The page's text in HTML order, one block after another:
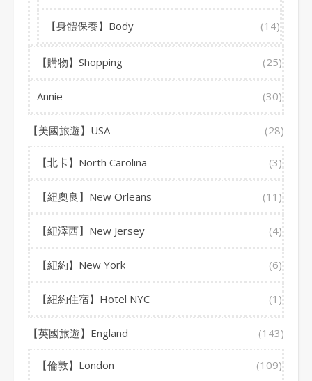
【身體保養】Body (14)
【購物】Shopping (25)
Annie (30)
【美國旅遊】USA (28)
【北卡】North Carolina (3)
【紐奧良】New Orleans (11)
【紐澤西】New Jersey (4)
【紐約】New York (6)
【紐約住宿】Hotel NYC (1)
【英國旅遊】England (143)
【倫敦】London (109)